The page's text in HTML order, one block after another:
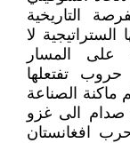
التاريخية
الستراتيجية لا
على المسار
تفتعلها
ماكنة الصناعة
صدام الى غزو
افغانستان